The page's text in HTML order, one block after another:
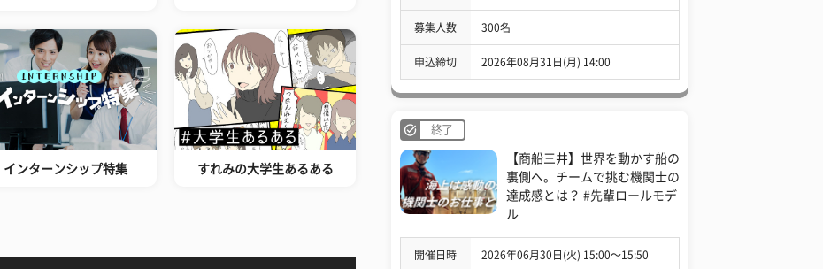
インターンシップ特集 すれみの大学生あるある
募集人数 300名
申込締切 2026年08月31日(月) 14:00
終了
【商船三井】世界を動かす船の
裏側へ。チームで挑む機関士の
達成感とは？ #先輩ロールモデ
ル
開催日時 2026年06月30日(火) 15:00〜15:50